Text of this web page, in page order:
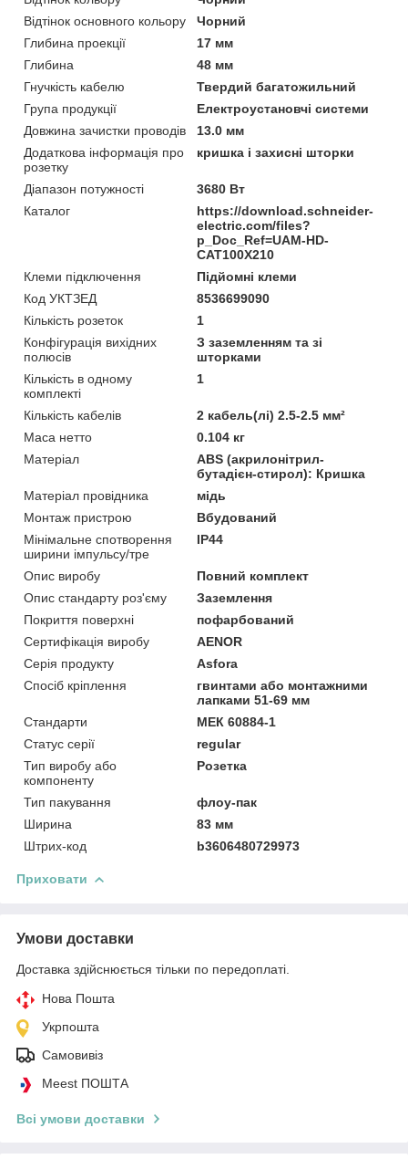
Відтінок основного кольору
Чорний
Глибина проекції
17 мм
Глибина
48 мм
Гнучкість кабелю
Твердий багатожильний
Група продукції
Електроустановчі системи
Довжина зачистки проводів
13.0 мм
Додаткова інформація про
розетку
кришка і захисні шторки
Діапазон потужності
3680 Вт
Каталог
https://download.schneider-
electric.com/files?
p_Doc_Ref=UAM-HD-
CAT100X210
Клеми підключення
Підйомні клеми
Код УКТЗЕД
8536699090
Кількість розеток
1
Конфігурація вихідних
полюсів
З заземленням та зі
шторками
Кількість в одному
комплекті
1
Кількість кабелів
2 кабель(лі) 2.5-2.5 мм²
Маса нетто
0.104 кг
Матеріал
ABS (акрилонітрил-
бутадієн-стирол): Кришка
Матеріал провідника
мідь
Монтаж пристрою
Вбудований
Мінімальне спотворення
ширини імпульсу/тре
IP44
Опис виробу
Повний комплект
Опис стандарту роз'єму
Заземлення
Покриття поверхні
пофарбований
Сертифікація виробу
AENOR
Серія продукту
Asfora
Спосіб кріплення
гвинтами або монтажними
лапками 51-69 мм
Стандарти
МЕК 60884-1
Статус серії
regular
Тип виробу або
компоненту
Розетка
Тип пакування
флоу-пак
Ширина
83 мм
Штрих-код
b3606480729973
Приховати
Умови доставки
Доставка здійснюється тільки по передоплаті.
Нова Пошта
Укрпошта
Самовивіз
Meest ПОШТА
Всі умови доставки